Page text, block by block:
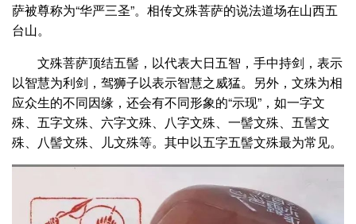
萨被尊称为“华严三圣”。相传文殊菩萨的说法道场在山西五
台山。
文殊菩萨顶结五髻，以代表大日五智，手中持剑，表示
以智慧为利剑，驾狮子以表示智慧之威猛。另外，文殊为相
应众生的不同因缘，还会有不同形象的“示现”，如一字文
殊、五字文殊、六字文殊、八字文殊、一髻文殊、五髻文
殊、八髻文殊、儿文殊等。其中以五字五髻文殊最为常见。